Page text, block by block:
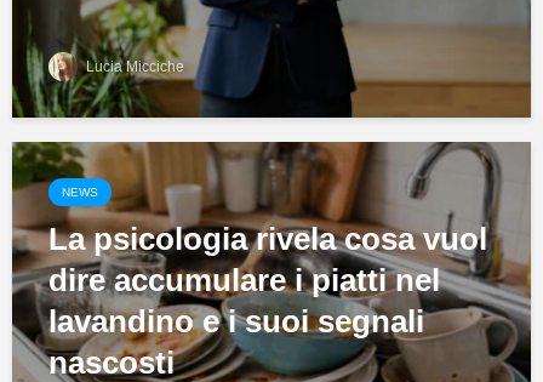
Lucia Micciche
NEWS
La psicologia rivela cosa vuol
dire accumulare i piatti nel
lavandino e i suoi segnali
nascosti